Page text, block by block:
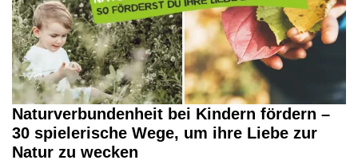
Naturverbundenheit bei Kindern fördern –
30 spielerische Wege, um ihre Liebe zur
Natur zu wecken